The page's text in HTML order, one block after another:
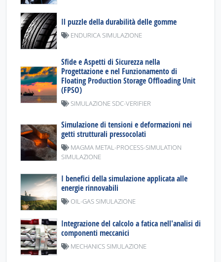
Il puzzle della durabilità delle gomme
ENDURICA SIMULAZIONE
Sfide e Aspetti di Sicurezza nella
Progettazione e nel Funzionamento di
Floating Production Storage Offloading Unit
(FPSO)
SIMULAZIONE SDC-VERIFIER
Simulazione di tensioni e deformazioni nei
getti strutturali pressocolati
MAGMA METAL-PROCESS-SIMULATION
SIMULAZIONE
I benefici della simulazione applicata alle
energie rinnovabili
OIL-GAS SIMULAZIONE
Integrazione del calcolo a fatica nell'analisi di
componenti meccanici
MECHANICS SIMULAZIONE